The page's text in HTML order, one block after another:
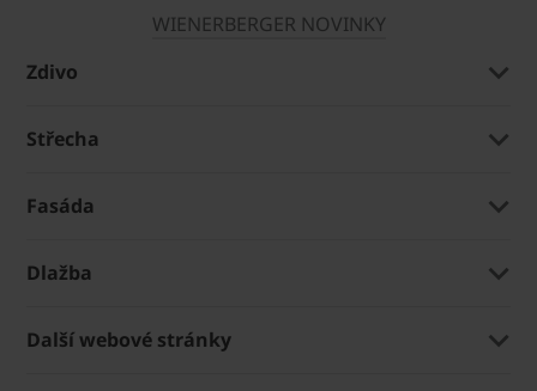
WIENERBERGER NOVINKY
Zdivo
Střecha
Fasáda
Dlažba
Další webové stránky